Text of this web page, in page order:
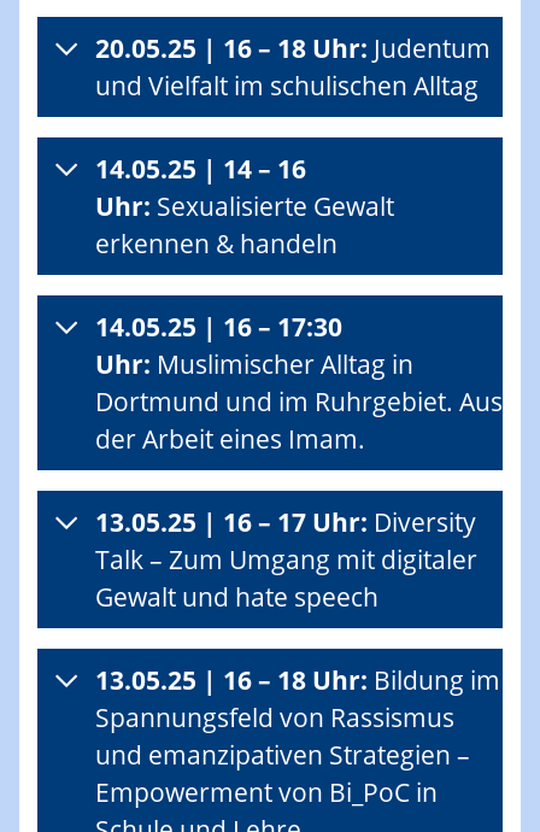
20.05.25 | 16 – 18 Uhr: Judentum
und Vielfalt im schulischen Alltag
14.05.25 | 14 – 16
Uhr: Sexualisierte Gewalt
erkennen & handeln
14.05.25 | 16 – 17:30
Uhr: Muslimischer Alltag in
Dortmund und im Ruhrgebiet. Aus
der Arbeit eines Imam.
13.05.25 | 16 – 17 Uhr: Diversity
Talk – Zum Umgang mit digitaler
Gewalt und hate speech
13.05.25 | 16 – 18 Uhr: Bildung im
Spannungsfeld von Rassismus
und emanzipativen Strategien –
Empowerment von Bi_PoC in